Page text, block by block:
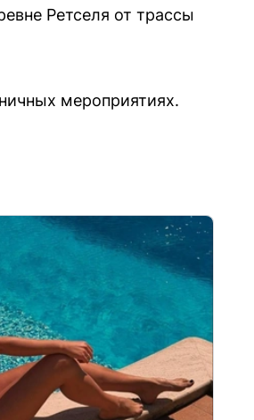
Ретселя от трассы
мероприятиях.